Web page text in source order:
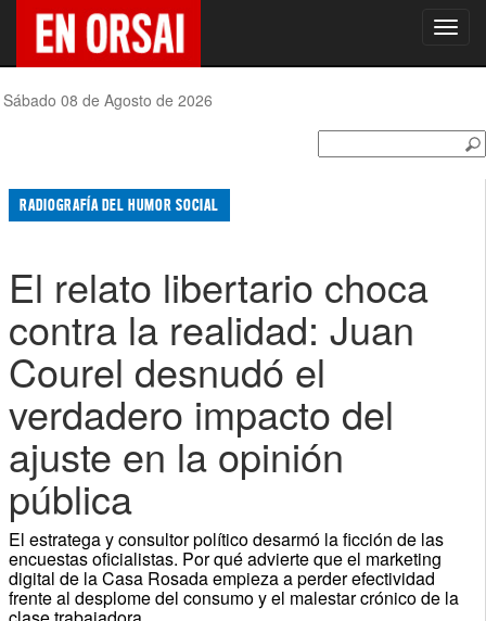
Sábado 08 de Agosto de 2026
RADIOGRAFÍA DEL HUMOR SOCIAL
El relato libertario choca
contra la realidad: Juan
Courel desnudó el
verdadero impacto del
ajuste en la opinión
pública
El estratega y consultor político desarmó la ficción de las
encuestas oficialistas. Por qué advierte que el marketing
digital de la Casa Rosada empieza a perder efectividad
frente al desplome del consumo y el malestar crónico de la